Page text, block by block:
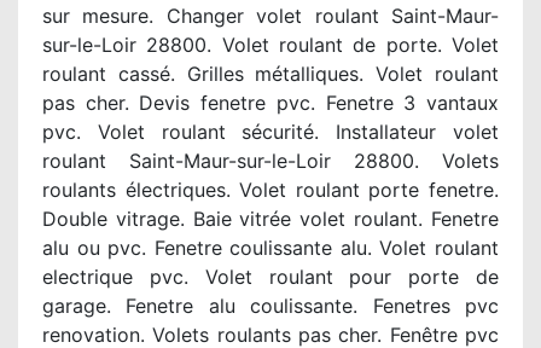
sur mesure. Changer volet roulant Saint-Maur-
sur-le-Loir 28800. Volet roulant de porte. Volet
roulant cassé. Grilles métalliques. Volet roulant
pas cher. Devis fenetre pvc. Fenetre 3 vantaux
pvc. Volet roulant sécurité. Installateur volet
roulant Saint-Maur-sur-le-Loir 28800. Volets
roulants électriques. Volet roulant porte fenetre.
Double vitrage. Baie vitrée volet roulant. Fenetre
alu ou pvc. Fenetre coulissante alu. Volet roulant
electrique pvc. Volet roulant pour porte de
garage. Fenetre alu coulissante. Fenetres pvc
renovation. Volets roulants pas cher. Fenêtre pvc